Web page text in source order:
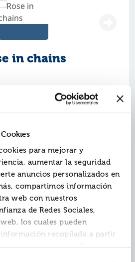
para mejorar y
aumentar la seguridad
anuncios personalizados en
compartimos información
web con nuestros
de Redes Sociales,
los cuales pueden
recopilada a partir
de sus servicios. Recuerda
in chains
cadenas. ¡Llega el próximo
vencido y el héroe destinado
y Bomard ha terminado.
de Eversun, es capturada,
y subastada en Bomard al
.
de su nueva realidad, la familia